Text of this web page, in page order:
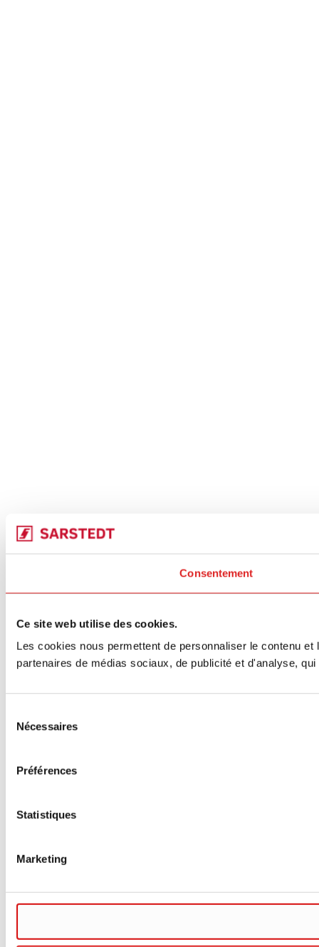
Consentement
Ce site web utilise des cookies.
Les cookies nous permettent de personnaliser le contenu
partenaires de médias sociaux, de publicité et d'analyse,
Nécessaires
Préférences
Statistiques
Marketing